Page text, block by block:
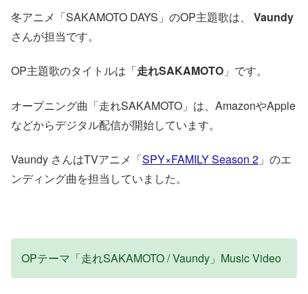
冬アニメ「SAKAMOTO DAYS」のOP主題歌は、 Vaundy
さんが担当です。
OP主題歌のタイトルは「走れSAKAMOTO 」です。
オープニング曲「走れSAKAMOTO」は、AmazonやApple
などからデジタル配信が開始しています。
Vaundy さんはTVアニメ「SPY×FAMILY Season 2 」のエ
ンディング曲を担当していました。
OPテーマ「走れSAKAMOTO / Vaundy」Music Video